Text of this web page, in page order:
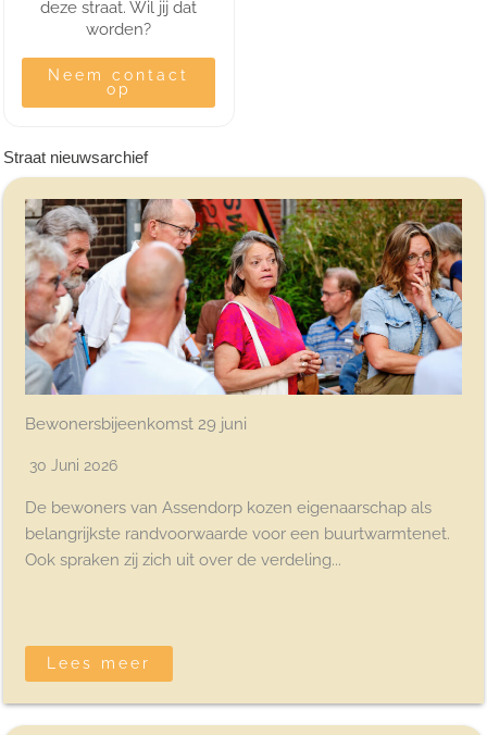
deze straat. Wil jij dat
worden?
Neem contact
op
Straat nieuwsarchief
Bewonersbijeenkomst 29 juni
30 Juni 2026
De bewoners van Assendorp kozen eigenaarschap als
belangrijkste randvoorwaarde voor een buurtwarmtenet.
Ook spraken zij zich uit over de verdeling...
Lees meer